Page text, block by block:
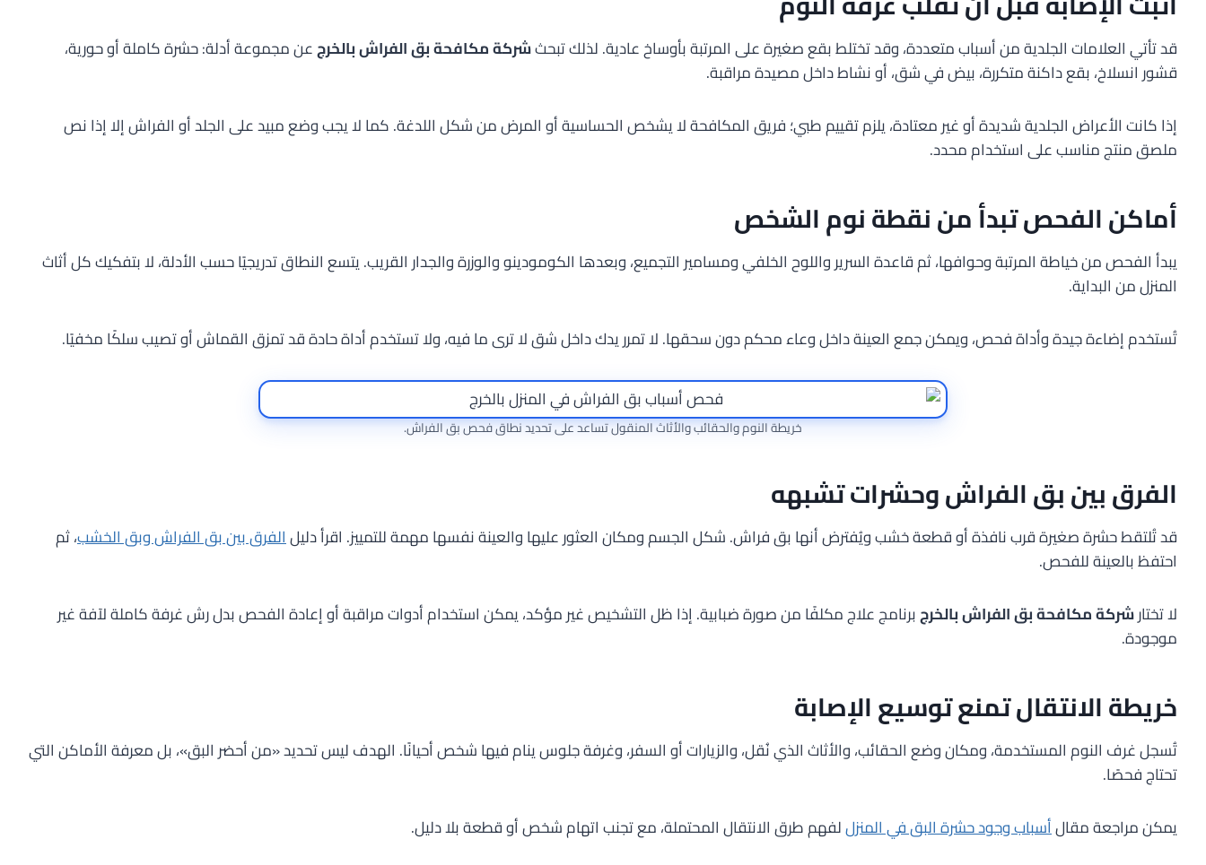
قد تأتي العلامات الجلدية من أسباب متعددة، وقد تختلط بقع صغيرة على المرتبة بأوساخ عادية. لذلك تبحثشركة مكافحة بق الفراش بالخرجعن مجموعة أدلة: حشرة كاملة أو حورية،
قشور انسلاخ، بقع داكنة متكررة، بيض في شق، أو نشاط داخل مصيدة مراقبة.
إذا كانت الأعراض الجلدية شديدة أو غير معتادة، يلزم تقييم طبي؛ فريق المكافحة لا يشخص الحساسية أو المرض من شكل اللدغة. كما لا يجب وضع مبيد على الجلد أو الفراش إلا إذا نص
ملصق منتج مناسب على استخدام محدد.
أماكن الفحص تبدأ من نقطة نوم الشخص
يبدأ الفحص من خياطة المرتبة وحوافها، ثم قاعدة السرير واللوح الخلفي ومسامير التجميع، وبعدها الكومودينو والوزرة والجدار القريب. يتسع النطاق تدريجيًا حسب الأدلة، لا بتفكيك كل أثاث
المنزل من البداية.
تُستخدم إضاءة جيدة وأداة فحص، ويمكن جمع العينة داخل وعاء محكم دون سحقها. لا تمرر يدك داخل شق لا ترى ما فيه، ولا تستخدم أداة حادة قد تمزق القماش أو تصيب سلكًا مخفيًا.
خريطة النوم والحقائب والأثاث المنقول تساعد على تحديد نطاق فحص بق الفراش.
الفرق بين بق الفراش وحشرات تشبهه
قد تُلتقط حشرة صغيرة قرب نافذة أو قطعة خشب ويُفترض أنها بق فراش. شكل الجسم ومكان العثور عليها والعينة نفسها مهمة للتمييز. اقرأ دليلالفرق بين بق الفراش وبق الخشب، ثم
احتفظ بالعينة للفحص.
لا تختارشركة مكافحة بق الفراش بالخرجبرنامج علاج مكلفًا من صورة ضبابية. إذا ظل التشخيص غير مؤكد، يمكن استخدام أدوات مراقبة أو إعادة الفحص بدل رش غرفة كاملة لآفة غير
موجودة.
خريطة الانتقال تمنع توسيع الإصابة
تُسجل غرف النوم المستخدمة، ومكان وضع الحقائب، والأثاث الذي نُقل، والزيارات أو السفر، وغرفة جلوس ينام فيها شخص أحيانًا. الهدف ليس تحديد «من أحضر البق»، بل معرفة الأماكن التي
تحتاج فحصًا.
يمكن مراجعة مقالأسباب وجود حشرة البق في المنزللفهم طرق الانتقال المحتملة، مع تجنب اتهام شخص أو قطعة بلا دليل.